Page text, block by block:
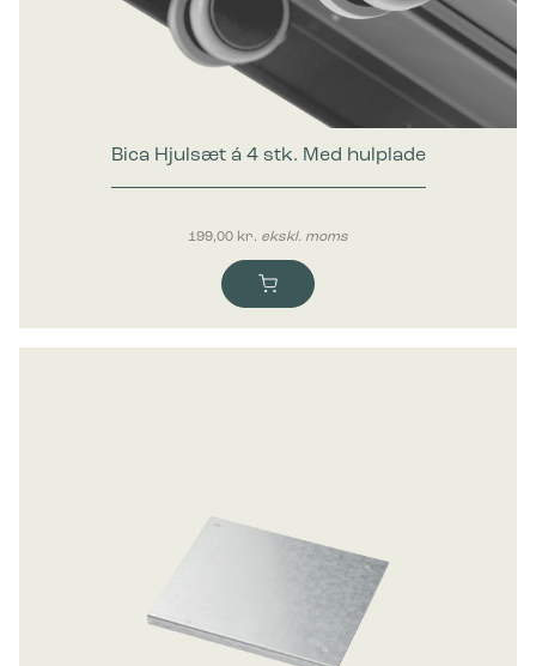
Marketing cookies bruges til at spore brugere på tværs af
websites. Hensigten er at vise annoncer, der er relevante og
engagerende for den enkelte bruger, og dermed mere
værdifulde for udgivere og tredjeparts-annoncører.
Bica Hjulsæt á 4 stk. Med hulplade
199,00 kr. ekskl. moms